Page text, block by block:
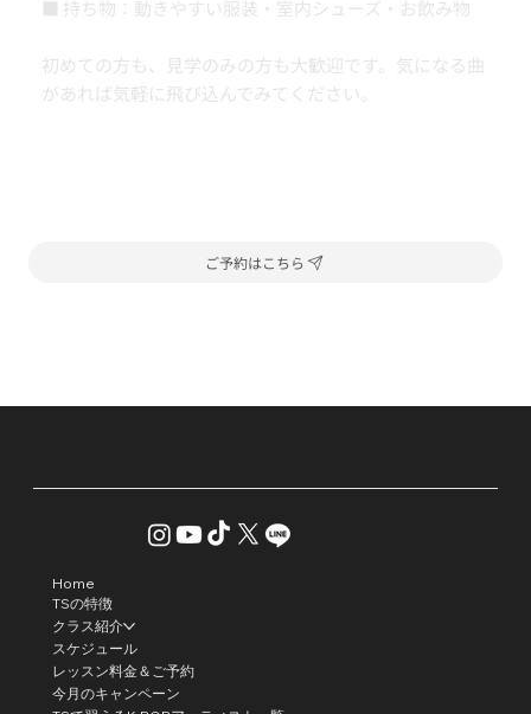
■ 持ち物：動きやすい服装・室内シューズ・お飲み物
初めての方も、見学のみの方も大歓迎です。気になる曲
があれば気軽に飛び込んでみてください。
ご予約はこちら
Home
TSの特徴
クラス紹介
スケジュール
レッスン料金＆ご予約
今月のキャンペーン